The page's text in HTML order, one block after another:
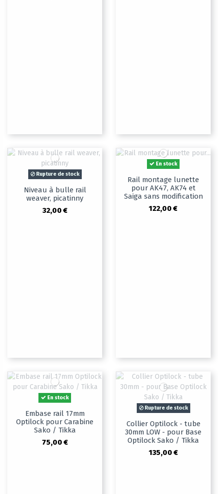
Rupture de stock
Niveau à bulle rail
weaver, picatinny
32,00 €
En stock
Rail montage lunette
pour AK47, AK74 et
Saiga sans modification
122,00 €
En stock
Embase rail 17mm
Optilock pour Carabine
Sako / Tikka
75,00 €
Rupture de stock
Collier Optilock - tube
30mm LOW - pour Base
Optilock Sako / Tikka
135,00 €